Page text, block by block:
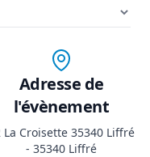
Adresse de
l'évènement
La Croisette 35340 Liffré
- 35340 Liffré